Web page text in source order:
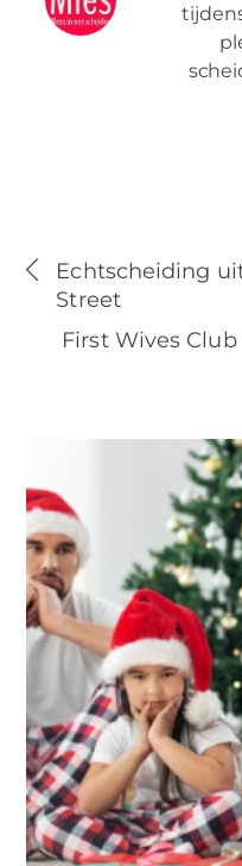
Echtscheiding
Street
First Wives